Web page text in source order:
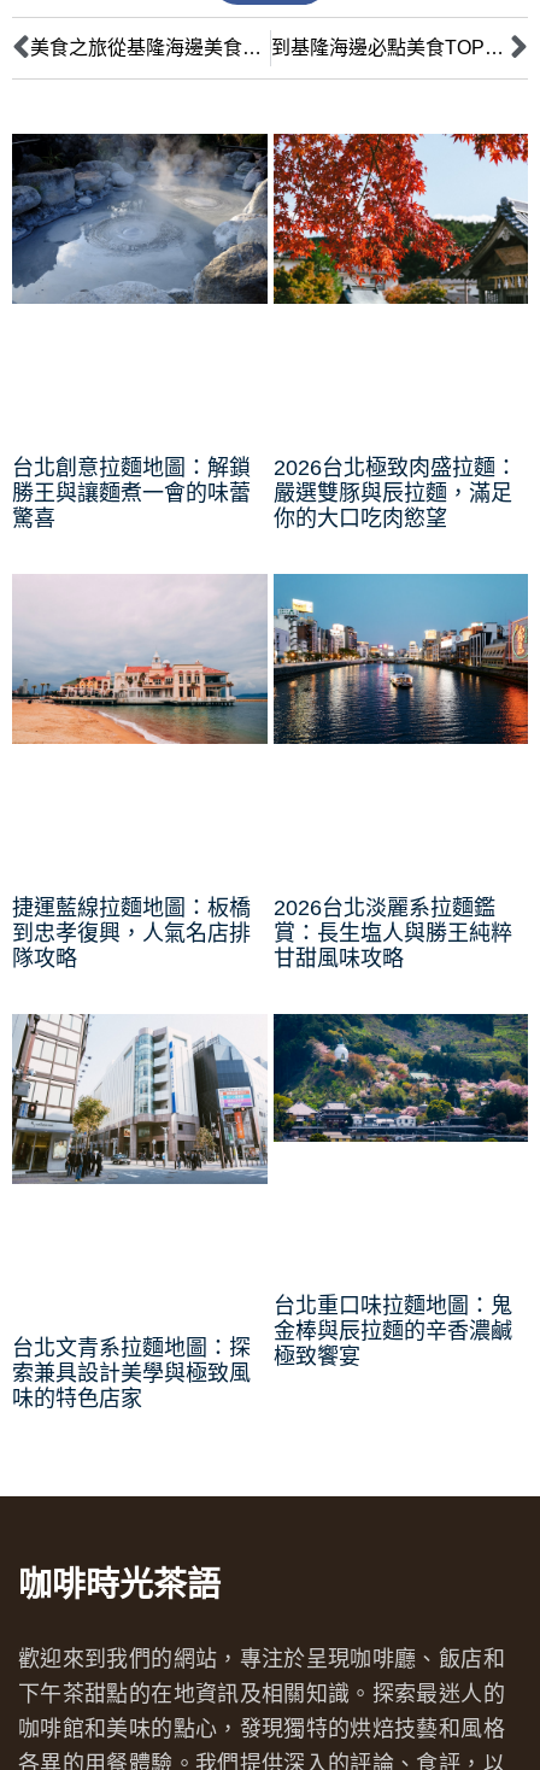
美食之旅從基隆海邊美食店開始！ 到基隆海邊必點美食TOP5推薦！讓你口感大爆發！
台北創意拉麵地圖：解鎖
勝王與讓麵煮一會的味蕾
驚喜
2026台北極致肉盛拉麵：
嚴選雙豚與辰拉麵，滿足
你的大口吃肉慾望
捷運藍線拉麵地圖：板橋
到忠孝復興，人氣名店排
隊攻略
2026台北淡麗系拉麵鑑
賞：長生塩人與勝王純粹
甘甜風味攻略
台北文青系拉麵地圖：探
索兼具設計美學與極致風
味的特色店家
台北重口味拉麵地圖：鬼
金棒與辰拉麵的辛香濃鹹
極致饗宴
咖啡時光茶語
歡迎來到我們的網站，專注於呈現咖啡廳、飯店和
下午茶甜點的在地資訊及相關知識。探索最迷人的
咖啡館和美味的點心，發現獨特的烘焙技藝和風格
各異的用餐體驗。我們提供深入的評論、食評，以